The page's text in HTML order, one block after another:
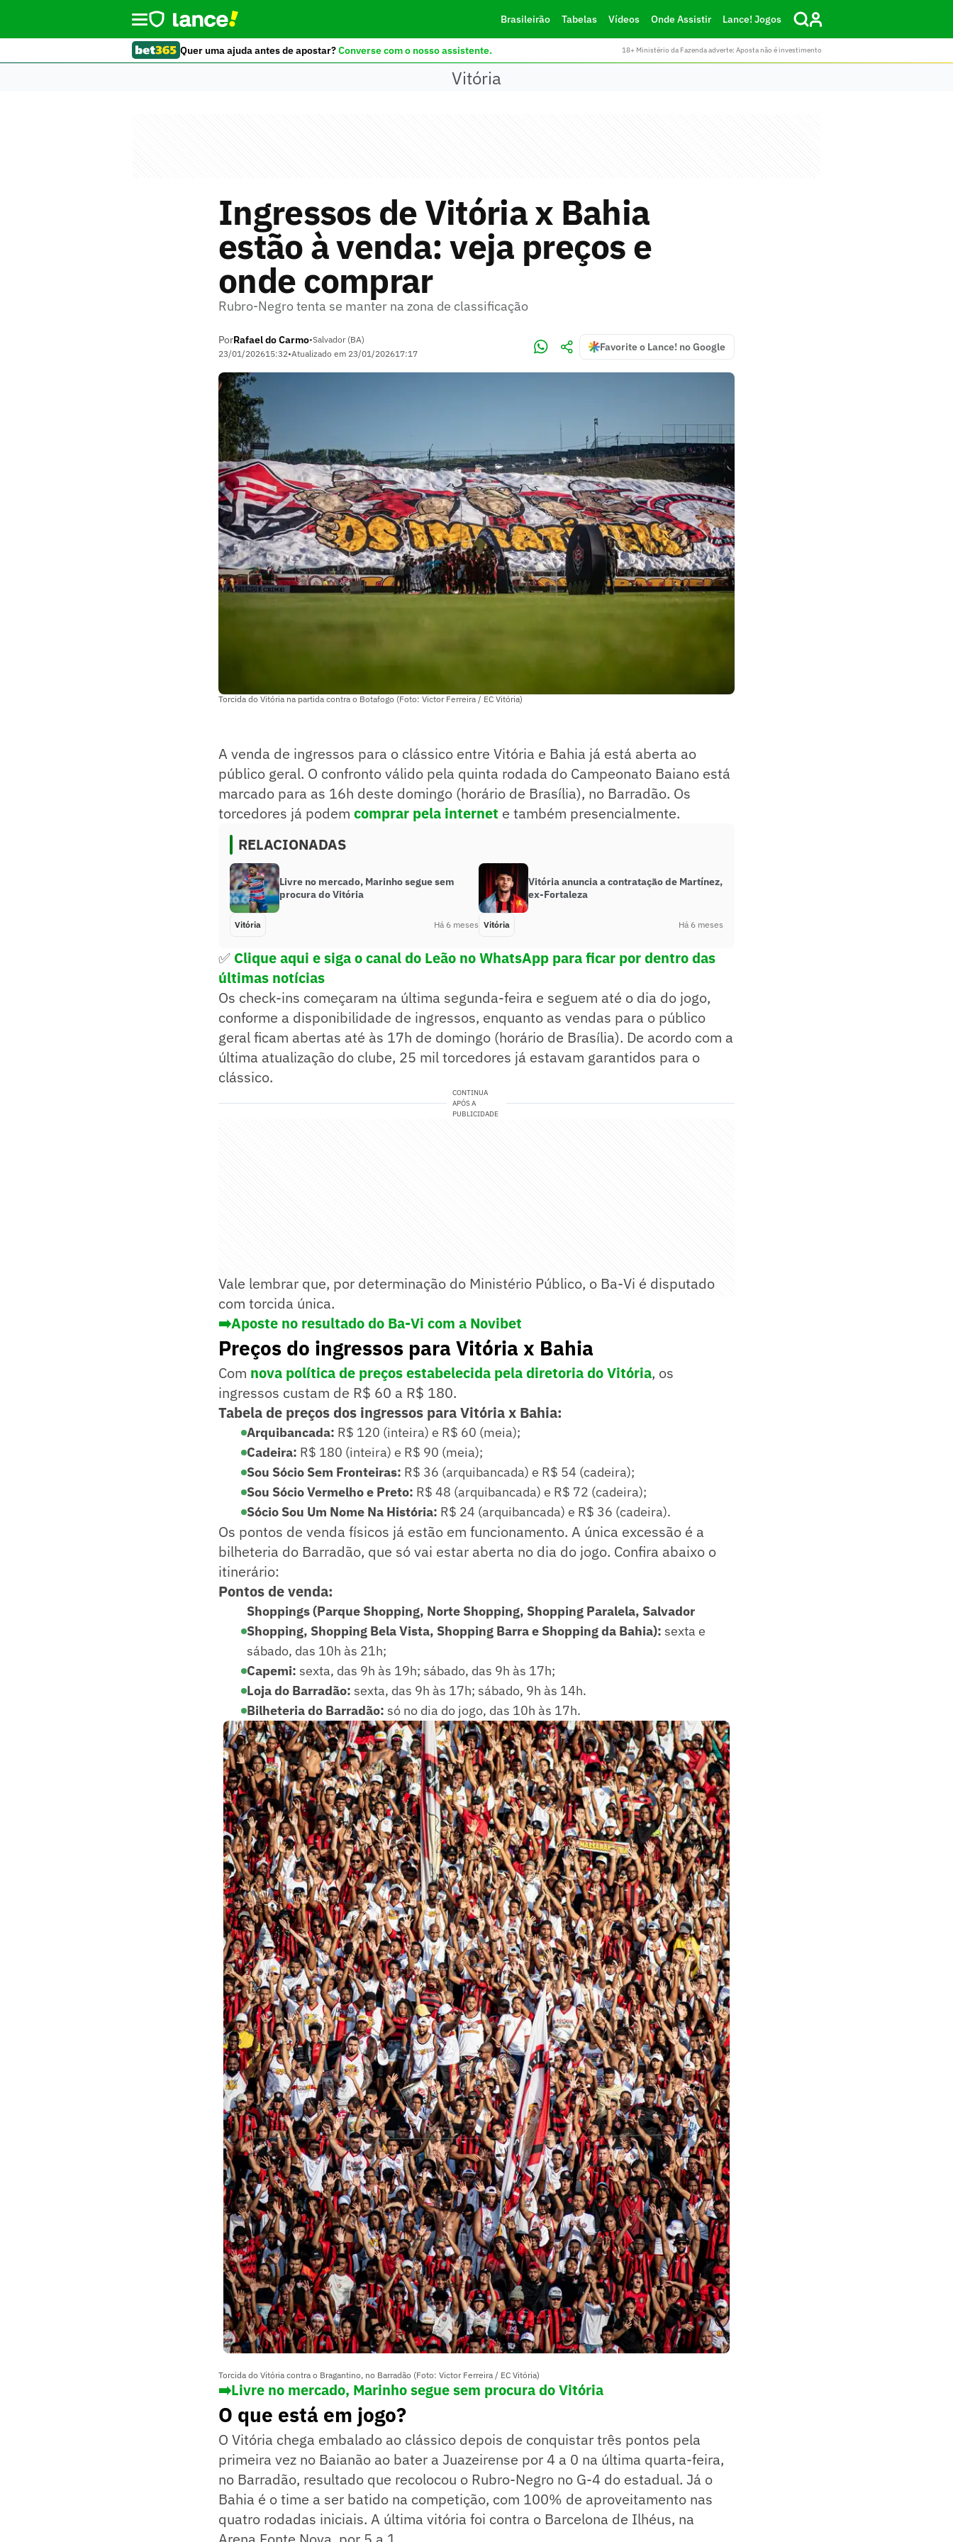
Brasileirão Tabelas Vídeos Onde Assistir Lance! Jogos
Quer uma ajuda antes de apostar?Converse com o nosso assistente. 18+ Ministério da Fazenda adverte: Aposta não é investimento
Vitória
Ingressos de Vitória x Bahia
estão à venda: veja preços e
onde comprar
Rubro-Negro tenta se manter na zona de classificação
PorRafael do Carmo•Salvador (BA)
23/01/202615:32•Atualizado em 23/01/202617:17
Favorite o Lance! no Google
Torcida do Vitória na partida contra o Botafogo (Foto: Victor Ferreira / EC Vitória)
A venda de ingressos para o clássico entre Vitória e Bahia já está aberta ao
público geral. O confronto válido pela quinta rodada do Campeonato Baiano está
marcado para as 16h deste domingo (horário de Brasília), no Barradão. Os
torcedores já podem comprar pela internet e também presencialmente.
RELACIONADAS
Livre no mercado, Marinho segue sem
procura do Vitória
Vitória Há 6 meses
Vitória anuncia a contratação de Martínez,
ex-Fortaleza
Vitória Há 6 meses
✅ Clique aqui e siga o canaldo Leão no WhatsApp para ficar por dentro das
últimas notícias
Os check-ins começaram na última segunda-feira e seguem até o dia do jogo,
conforme a disponibilidade de ingressos, enquanto as vendas para o público
geral ficam abertas até às 17h de domingo (horário de Brasília). De acordo com a
última atualização do clube, 25 mil torcedores já estavam garantidos para o
clássico.
CONTINUA
APÓS A
PUBLICIDADE
Vale lembrar que, por determinação do Ministério Público, o Ba-Vi é disputado
com torcida única.
➡️Aposte no resultado do Ba-Vi com a Novibet
Preços do ingressos para Vitória x Bahia
Com nova política de preços estabelecida pela diretoria do Vitória, os
ingressos custam de R$ 60 a R$ 180.
Tabela de preços dos ingressos para Vitória x Bahia:
Arquibancada: R$ 120 (inteira) e R$ 60 (meia);
Cadeira: R$ 180 (inteira) e R$ 90 (meia);
Sou Sócio Sem Fronteiras: R$ 36 (arquibancada) e R$ 54 (cadeira);
Sou Sócio Vermelho e Preto: R$ 48 (arquibancada) e R$ 72 (cadeira);
Sócio Sou Um Nome Na História: R$ 24 (arquibancada) e R$ 36 (cadeira).
Os pontos de venda físicos já estão em funcionamento. A única excessão é a
bilheteria do Barradão, que só vai estar aberta no dia do jogo. Confira abaixo o
itinerário:
Pontos de venda:
Shoppings (Parque Shopping, Norte Shopping, Shopping Paralela, Salvador
Shopping, Shopping Bela Vista, Shopping Barra e Shopping da Bahia): sexta e
sábado, das 10h às 21h;
Capemi: sexta, das 9h às 19h; sábado, das 9h às 17h;
Loja do Barradão: sexta, das 9h às 17h; sábado, 9h às 14h.
Bilheteria do Barradão: só no dia do jogo, das 10h às 17h.
Torcida do Vitória contra o Bragantino, no Barradão (Foto: Victor Ferreira / EC Vitória)
➡️Livre no mercado, Marinho segue sem procura do Vitória
O que está em jogo?
O Vitória chega embalado ao clássico depois de conquistar três pontos pela
primeira vez no Baianão ao bater a Juazeirense por 4 a 0 na última quarta-feira,
no Barradão, resultado que recolocou o Rubro-Negro no G-4 do estadual. Já o
Bahia é o time a ser batido na competição, com 100% de aproveitamento nas
quatro rodadas iniciais. A última vitória foi contra o Barcelona de Ilhéus, na